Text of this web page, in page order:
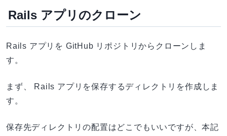
Rails アプリのクローン
Rails アプリを GitHub リポジトリからクローンしま
す。
まず、 Rails アプリを保存するディレクトリを作成しま
す。
保存先ディレクトリの配置はどこでもいいですが、本記